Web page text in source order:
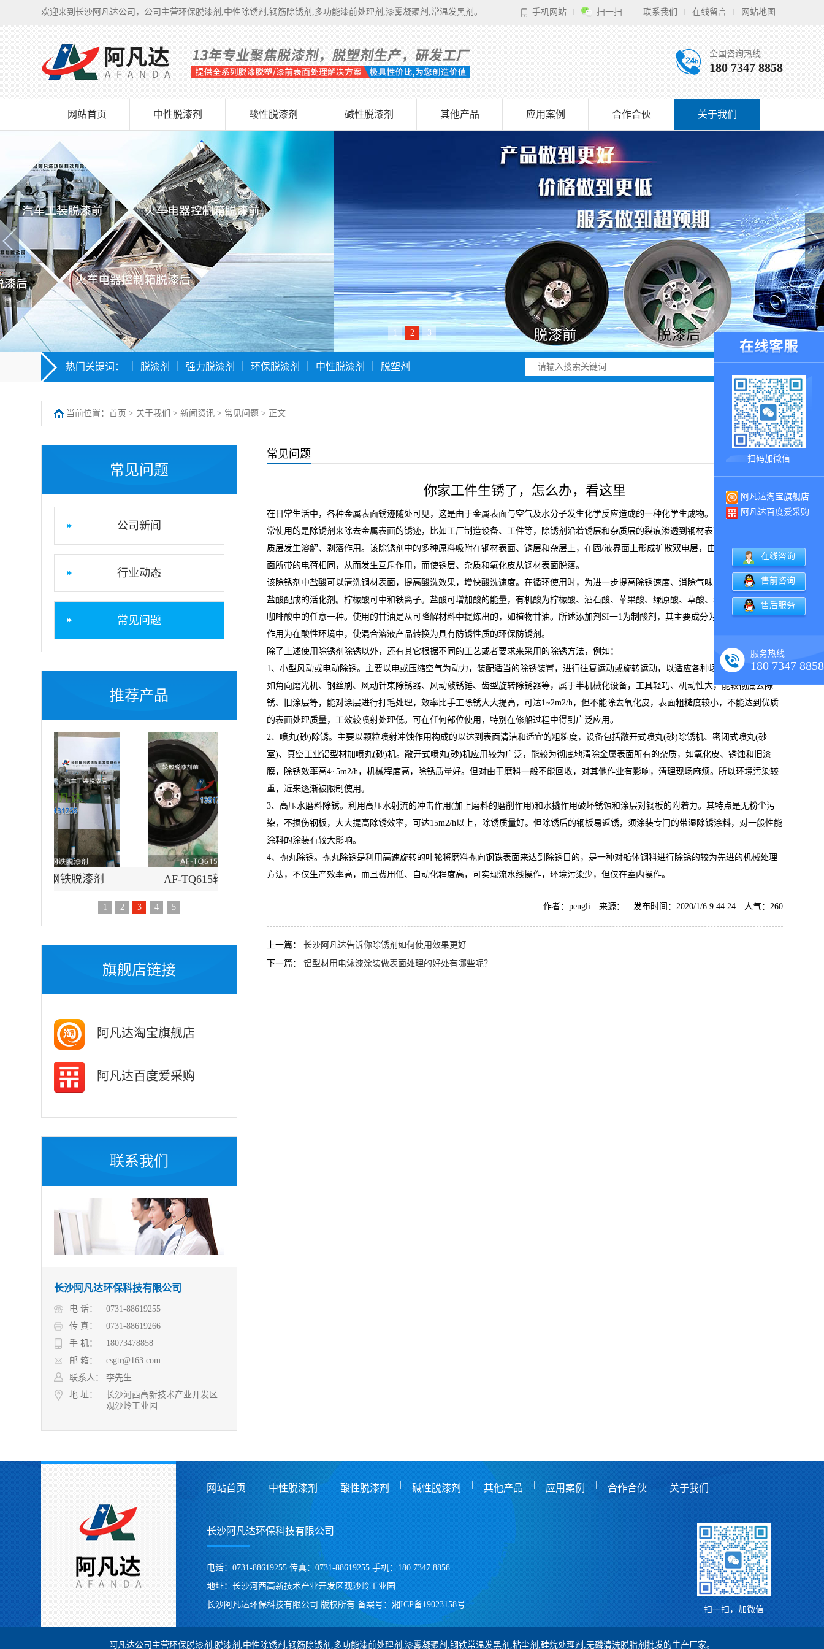
欢迎来到长沙阿凡达公司，公司主营环保脱漆剂,中性除锈剂,钢筋除锈剂,多功能漆前处理剂,漆雾凝聚剂,常温发黑剂。 联系我们 在线留言 网站地图
手机网站 扫一扫
全国咨询热线
180 7347 8858
网站首页 中性脱漆剂 酸性脱漆剂 碱性脱漆剂 其他产品 应用案例 合作合伙 关于我们
1 2 3
热门关键词： 脱漆剂 强力脱漆剂 环保脱漆剂 中性脱漆剂 脱塑剂
当前位置： 首页 > 关于我们 > 新闻资讯 > 常见问题 > 正文
常见问题
公司新闻
行业动态
常见问题
推荐产品
AF-TQ615轮毂脱漆剂 AF-TQ612强力刷涂脱漆剂 AF-CF658钢筋除锈剂 AF-TQ611塑粉脱除剂（常温）
1 2 3 4 5
旗舰店链接
阿凡达淘宝旗舰店
阿凡达百度爱采购
联系我们
长沙阿凡达环保科技有限公司
电 话：
0731-88619255
传 真：
0731-88619266
手 机：
18073478858
邮 箱：
csgtr@163.com
联系人：
李先生
地 址：
长沙河西高新技术产业开发区
观沙岭工业园
常见问题
你家工件生锈了，怎么办，看这里
在日常生活中，各种金属表面锈迹随处可见，这是由于金属表面与空气及水分子发生化学反应造成的一种化学生成物。常见的除锈方法通
常使用的是除锈剂来除去金属表面的锈迹，比如工厂制造设备、工件等，除锈剂沿着锈层和杂质层的裂痕渗透到钢材表面上，对锈层和杂
质层发生溶解、剥落作用。该除锈剂中的多种原料吸附在钢材表面、锈层和杂层上，在固/液界面上形成扩散双电层，由于锈层和钢材表
面所带的电荷相同，从而发生互斥作用，而使锈层、杂质和氧化皮从钢材表面脱落。
该除锈剂中盐酸可以清洗钢材表面，提高酸洗效果，增快酸洗速度。在循环使用时，为进一步提高除锈速度、消除气味，可加入柠檬酸、
盐酸配成的活化剂。柠檬酸可中和铁离子。盐酸可增加酸的能量，有机酸为柠檬酸、酒石酸、苹果酸、绿原酸、草酸、苯甲酸、水杨酸、
咖啡酸中的任意一种。使用的甘油是从可降解材料中提炼出的，如植物甘油。所述添加剂SI一1为制酸剂，其主要成分为碘化钠，其主要
作用为在酸性环境中，使混合溶液产品转换为具有防锈性质的环保防锈剂。
除了上述使用除锈剂除锈以外，还有其它根据不同的工艺或者要求来采用的除锈方法，例如：
1、小型风动或电动除锈。主要以电或压缩空气为动力，装配适当的除锈装置，进行往复运动或旋转运动，以适应各种场合的除锈要求。
如角向磨光机、钢丝刷、风动针束除锈器、风动敲锈锤、齿型旋转除锈器等，属于半机械化设备，工具轻巧、机动性大，能较彻底去除
锈、旧涂层等，能对涂层进行打毛处理，效率比手工除锈大大提高，可达1~2m2/h，但不能除去氧化皮，表面粗糙度较小，不能达到优质
的表面处理质量，工效较喷射处理低。可在任何部位使用，特别在修船过程中得到广泛应用。
2、喷丸(砂)除锈。主要以颗粒喷射冲蚀作用构成的以达到表面清洁和适宜的粗糙度，设备包括敞开式喷丸(砂)除锈机、密闭式喷丸(砂
室)、真空工业铝型材加喷丸(砂)机。敞开式喷丸(砂)机应用较为广泛，能较为彻底地清除金属表面所有的杂质，如氧化皮、锈蚀和旧漆
膜，除锈效率高4~5m2/h，机械程度高，除锈质量好。但对由于磨料一般不能回收，对其他作业有影响，清理现场麻烦。所以环境污染较
重，近来逐渐被限制使用。
3、高压水磨料除锈。利用高压水射流的冲击作用(加上磨料的磨削作用)和水撬作用破坏锈蚀和涂层对钢板的附着力。其特点是无粉尘污
染，不损伤钢板，大大提高除锈效率，可达15m2/h以上，除锈质量好。但除锈后的钢板易返锈，须涂装专门的带湿除锈涂料，对一般性能
涂料的涂装有较大影响。
4、抛丸除锈。抛丸除锈是利用高速旋转的叶轮将磨料抛向钢铁表面来达到除锈目的，是一种对船体钢料进行除锈的较为先进的机械处理
方法，不仅生产效率高，而且费用低、自动化程度高，可实现流水线操作，环境污染少，但仅在室内操作。
作者：pengli 来源： 发布时间：2020/1/6 9:44:24 人气： 260
上一篇： 长沙阿凡达告诉你除锈剂如何使用效果更好
下一篇： 铝型材用电泳漆涂装做表面处理的好处有哪些呢？
网站首页 中性脱漆剂 酸性脱漆剂 碱性脱漆剂 其他产品 应用案例 合作合伙 关于我们
长沙阿凡达环保科技有限公司
电话：0731-88619255 传真：0731-88619255 手机：180 7347 8858
地址：长沙河西高新技术产业开发区观沙岭工业园
长沙阿凡达环保科技有限公司 版权所有备案号： 湘ICP备19023158号
扫一扫，加微信
阿凡达公司主营环保脱漆剂,脱漆剂,中性除锈剂,钢筋除锈剂,多功能漆前处理剂,漆雾凝聚剂,钢铁常温发黑剂,粘尘剂,硅烷处理剂,无磷清洗脱脂剂批发的生产厂家。
扫码加微信
阿凡达淘宝旗舰店
阿凡达百度爱采购
在线咨询
售前咨询
售后服务
服务热线
180 7347 8858